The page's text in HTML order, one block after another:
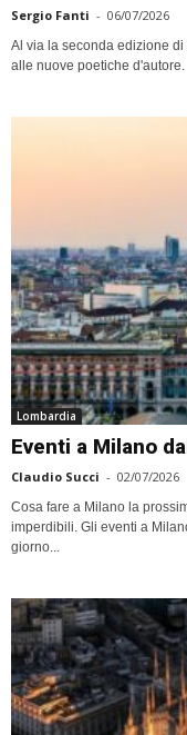
Sergio Fanti - 06/07/2026
Al via la seconda edizione
alle nuove poetiche d'autore.
Lombardia
Eventi a Milano
Claudio Succi - 02/07/2026
Cosa fare a Milano la
imperdibili. Gli eventi a
giorno...